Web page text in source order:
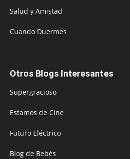
Salud y Amistad
Cuando Duermes
Otros Blogs Interesantes
Supergracioso
Estamos de Cine
Futuro Eléctrico
Blog de Bebés